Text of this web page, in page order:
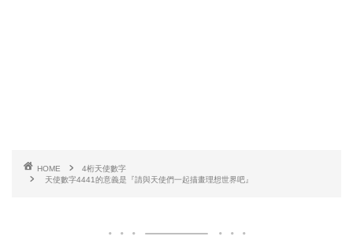
HOME
4桁天使數字
天使數字4441的意義是『請與天使們一起描畫理想世界吧』